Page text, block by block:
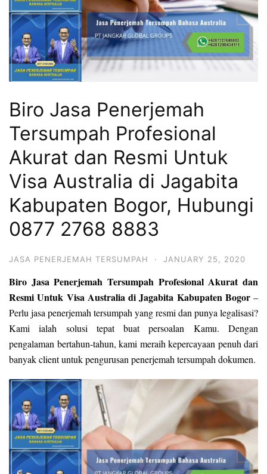
Biro Jasa Penerjemah
Tersumpah Profesional
Akurat dan Resmi Untuk
Visa Australia di Jagabita
Kabupaten Bogor, Hubungi
0877 2768 8883
JASA PENERJEMAH TERSUMPAH · JANUARY 25, 2020
Biro Jasa Penerjemah Tersumpah Profesional Akurat dan
Resmi Untuk Visa Australia di Jagabita Kabupaten Bogor–
Perlu jasa penerjemah tersumpah yang resmi dan punya legalisasi?
Kami ialah solusi tepat buat persoalan Kamu. Dengan
pengalaman bertahun-tahun, kami meraih kepercayaan penuh dari
banyak client untuk pengurusan penerjemah tersumpah dokumen.